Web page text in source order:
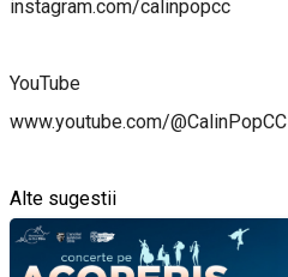
instagram.com/calinpopcc
YouTube
www.youtube.com/@CalinPopCC
Alte sugestii